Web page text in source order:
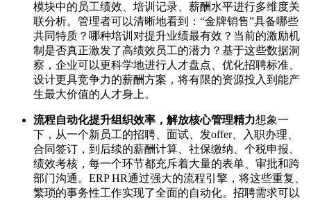
模块中的员工绩效、培训记录、薪酬水平进行多维度关
联分析。管理者可以清晰地看到：“金牌销售”具备哪些
共同特质？哪种培训对提升业绩最有效？当前的激励机
制是否真正激发了高绩效员工的潜力？基于这些数据洞
察，企业可以更科学地进行人才盘点、优化招聘标准、
设计更具竞争力的薪酬方案，将有限的资源投入到能产
生最大价值的人才身上。
流程自动化提升组织效率，解放核心管理精力想象一
下，从一个新员工的招聘、面试、发offer、入职办理、
合同签订，到后续的薪酬计算、社保缴纳、个税申报、
绩效考核，每一个环节都充斥着大量的表单、审批和跨
部门沟通。ERP HR通过强大的流程引擎，将这些重复、
繁琐的事务性工作实现了全面的自动化。招聘需求可以